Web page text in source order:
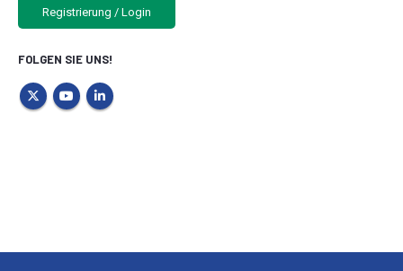
Registrierung / Login
FOLGEN SIE UNS!